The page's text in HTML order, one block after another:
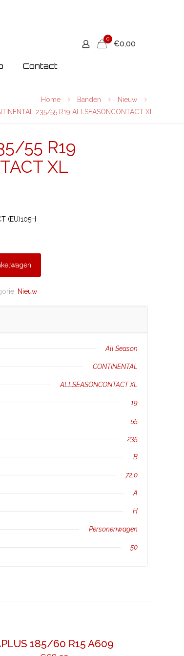
Contact
0
€0,00
Home Banden
Nieuw
235/55 R19 ALLSEASONCONTACT XL
55 R19
XL
(EU)105H
Nieuw
All Season
CONTINENTAL
ALLSEASONCONTACT XL
19
55
235
B
72.0
A
H
Personenwagen
50
185/60 R15 A609